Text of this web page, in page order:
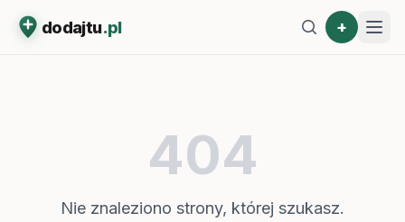
dodajtu.pl +
404
Nie znaleziono strony, której szukasz.